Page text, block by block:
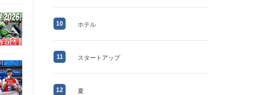
10 ホテル
11 スタートアップ
12 夏